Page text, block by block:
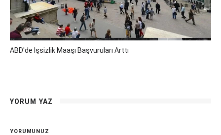
ABD'de Işsizlik Maaşı Başvuruları Arttı
YORUM YAZ
YORUMUNUZ